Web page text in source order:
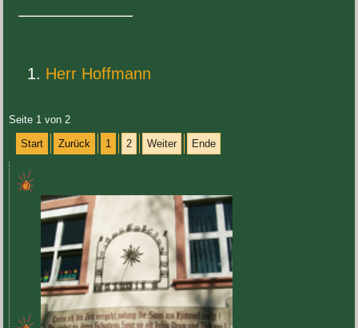
Herr Hoff­mann
Seite 1 von 2
Start
Zurück 1 2 Weiter Ende